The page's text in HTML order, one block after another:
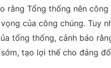
rằng Tổng thống nên
của công chúng. Tuy
tổng thống, cảnh báo
tạo lợi thế cho đảng